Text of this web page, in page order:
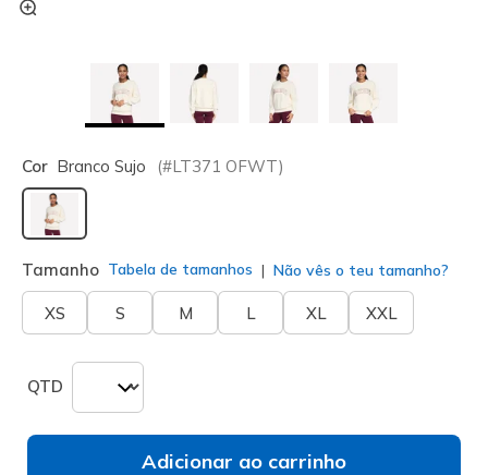
Cor Branco Sujo (#LT371 OFWT)
selecionado
Tamanho Tabela de tamanhos Não vês o teu tamanho?
XS S M L XL XXL
QTD
Adicionar ao carrinho